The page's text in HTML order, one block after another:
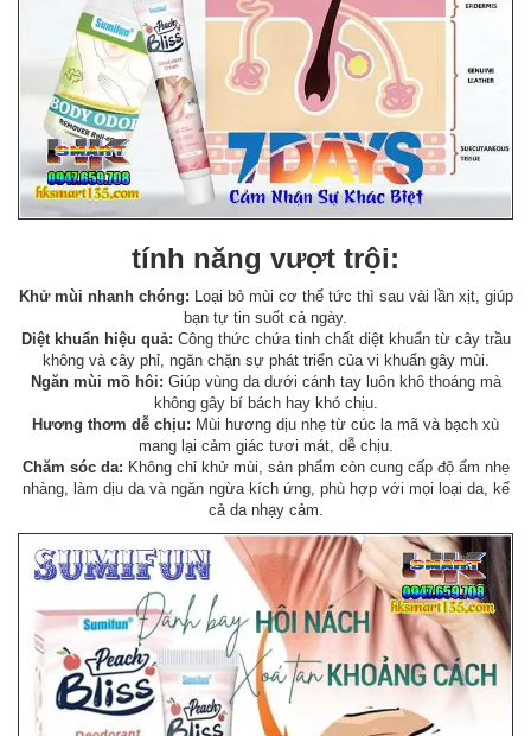
tính năng vượt trội:
Khử mùi nhanh chóng: Loại bỏ mùi cơ thể tức thì sau vài lần xịt, giúp
bạn tự tin suốt cả ngày.
Diệt khuẩn hiệu quả: Công thức chứa tinh chất diệt khuẩn từ cây trầu
không và cây phỉ, ngăn chặn sự phát triển của vi khuẩn gây mùi.
Ngăn mùi mồ hôi: Giúp vùng da dưới cánh tay luôn khô thoáng mà
không gây bí bách hay khó chịu.
Hương thơm dễ chịu: Mùi hương dịu nhẹ từ cúc la mã và bạch xù
mang lại cảm giác tươi mát, dễ chịu.
Chăm sóc da: Không chỉ khử mùi, sản phẩm còn cung cấp độ ẩm nhẹ
nhàng, làm dịu da và ngăn ngừa kích ứng, phù hợp với mọi loại da, kể
cả da nhạy cảm.